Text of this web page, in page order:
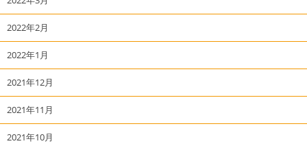
2022年2月
2022年1月
2021年12月
2021年11月
2021年10月